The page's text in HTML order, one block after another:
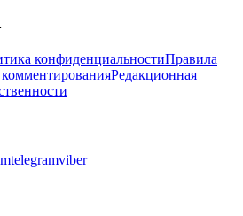
конфиденциальностиПравила
Редакционная
telegramviber